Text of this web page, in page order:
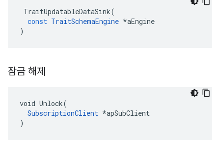
TraitUpdatableDataSink(
const TraitSchemaEngine *aEngine
)
잠금 해제
void Unlock(
SubscriptionClient *apSubClient
)